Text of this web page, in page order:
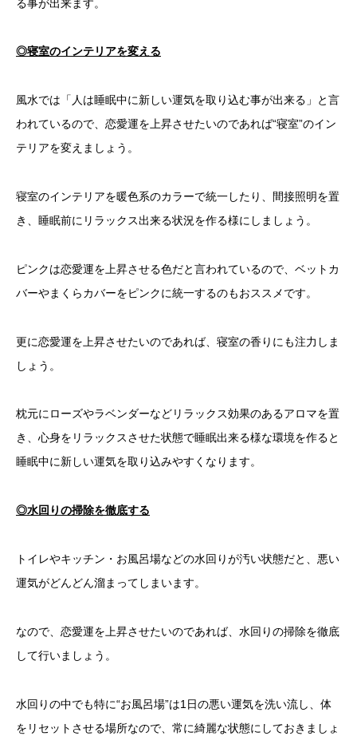
る事が出来ます。
◎寝室のインテリアを変える
風水では「人は睡眠中に新しい運気を取り込む事が出来る」と言
われているので、恋愛運を上昇させたいのであれば“寝室”のイン
テリアを変えましょう。
寝室のインテリアを暖色系のカラーで統一したり、間接照明を置
き、睡眠前にリラックス出来る状況を作る様にしましょう。
ピンクは恋愛運を上昇させる色だと言われているので、ベットカ
バーやまくらカバーをピンクに統一するのもおススメです。
更に恋愛運を上昇させたいのであれば、寝室の香りにも注力しま
しょう。
枕元にローズやラベンダーなどリラックス効果のあるアロマを置
き、心身をリラックスさせた状態で睡眠出来る様な環境を作ると
睡眠中に新しい運気を取り込みやすくなります。
◎水回りの掃除を徹底する
トイレやキッチン・お風呂場などの水回りが汚い状態だと、悪い
運気がどんどん溜まってしまいます。
なので、恋愛運を上昇させたいのであれば、水回りの掃除を徹底
して行いましょう。
水回りの中でも特に“お風呂場”は1日の悪い運気を洗い流し、体
をリセットさせる場所なので、常に綺麗な状態にしておきましょ